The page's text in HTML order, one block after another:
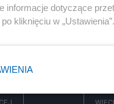
Biznes
informacje dotyczące
kliknięciu w „Ustawienia”.